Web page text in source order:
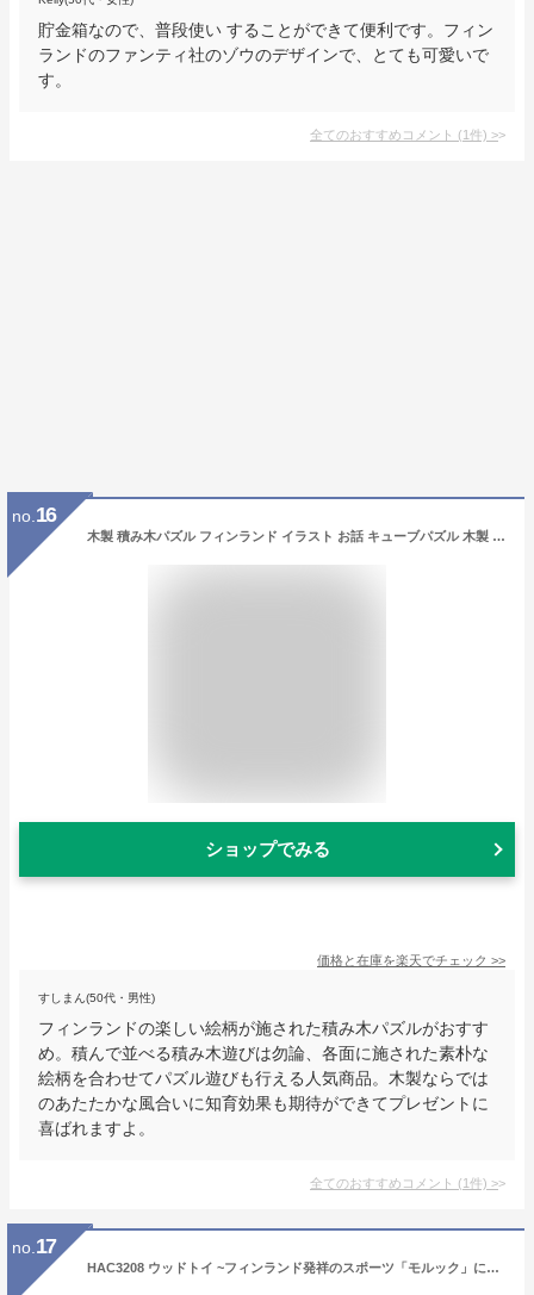
貯金箱なので、普段使い することができて便利です。フィン
ランドのファンティ社のゾウのデザインで、とても可愛いで
す。
全てのおすすめコメント (1件) >
no. 16
木製 積み木パズル フィンランド イラスト お話 キューブパズル 木製 熊 くま クマ 動物積み木 アニマル 12コマ 子供向け 知育玩具 動物 木のおもちゃ
ショップでみる
価格と在庫を楽天でチェック >>
すしまん(50代・男性)
フィンランドの楽しい絵柄が施された積み木パズルがおすす
め。積んで並べる積み木遊びは勿論、各面に施された素朴な
絵柄を合わせてパズル遊びも行える人気商品。木製ならでは
のあたたかな風合いに知育効果も期待ができてプレゼントに
喜ばれますよ。
全てのおすすめコメント (1件) >
no. 17
HAC3208 ウッドトイ ~フィンランド発祥のスポーツ「モルック」に使用する遊具です~ 誰でも楽しめる対戦型アウトドアゲーム! 【Montagna】 クリア